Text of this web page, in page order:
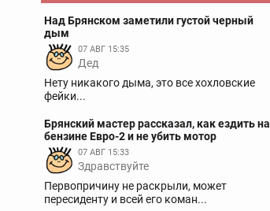
Над Брянском заметили густой черный
дым
07 АВГ 15:35
Дед
Нету никакого дыма, это все хохловские
фейки...
Брянский мастер рассказал, как ездить на
бензине Евро-2 и не убить мотор
07 АВГ 15:33
Здравствуйте
Первопричину не раскрыли, может
пересиденту и всей его коман...